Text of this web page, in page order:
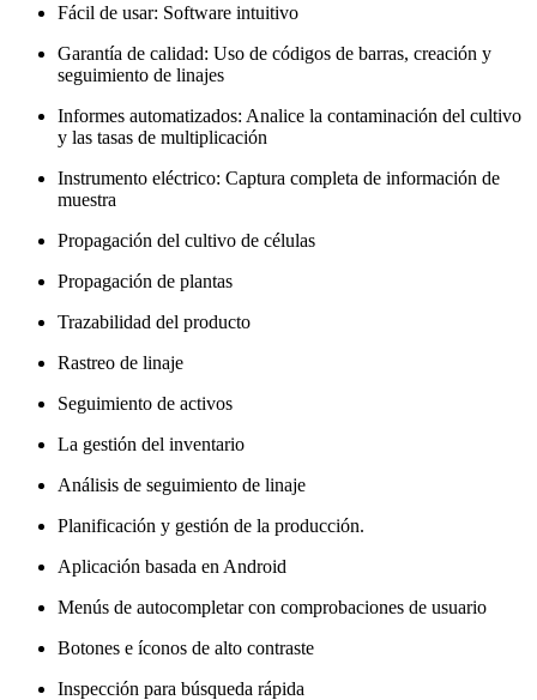
Fácil de usar: Software intuitivo
Garantía de calidad: Uso de códigos de barras, creación y
seguimiento de linajes
Informes automatizados: Analice la contaminación del cultivo
y las tasas de multiplicación
Instrumento eléctrico: Captura completa de información de
muestra
Propagación del cultivo de células
Propagación de plantas
Trazabilidad del producto
Rastreo de linaje
Seguimiento de activos
La gestión del inventario
Análisis de seguimiento de linaje
Planificación y gestión de la producción.
Aplicación basada en Android
Menús de autocompletar con comprobaciones de usuario
Botones e íconos de alto contraste
Inspección para búsqueda rápida